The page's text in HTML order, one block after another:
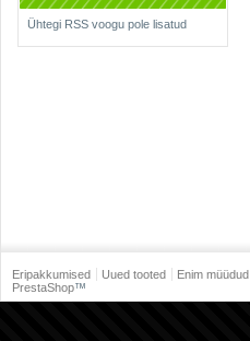
Ühtegi RSS voogu pole lisatud
Eripakkumised Uued tooted Enim müüdud
PrestaShop™